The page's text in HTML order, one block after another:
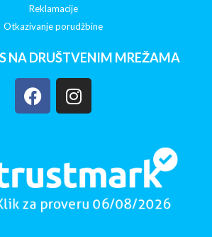
Reklamacije
Otkazivanje porudžbine
NA DRUŠTVENIM MREŽAMA